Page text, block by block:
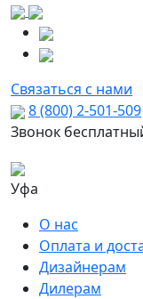
Связаться с нами
8 (800) 2-501-509
Звонок
Уфа
О нас
Оплата и
Дизайнерам
Дилерам